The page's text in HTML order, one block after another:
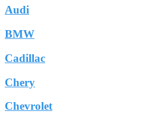
Audi
BMW
Cadillac
Chery
Chevrolet